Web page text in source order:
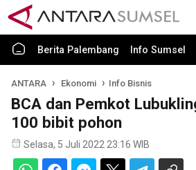
Berita Palembang Info Sumsel
ANTARA Ekonomi Info Bisnis
BCA dan Pemkot
100 bibit pohon
Selasa, 5 Juli 2022 23:16 WIB